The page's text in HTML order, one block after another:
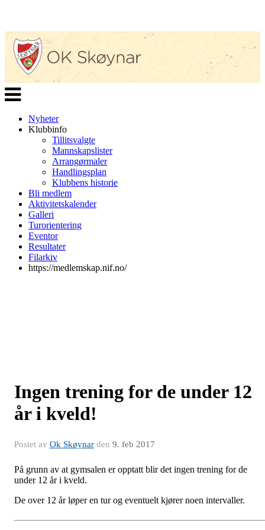
Veksle
navigasjon
Nyheter
Klubbinfo
Tillitsvalgte
Mannskapslister
Arrangørmaler
Handlingsplan
Klubbens historie
Bli medlem
Aktivitetskalender
Galleri
Turorientering
Eventor
Resultater
Filarkiv
https://medlemskap.nif.no/
Ingen trening for de under 12
år i kveld!
Postet av Ok Skøynar den 9. feb 2017
På grunn av at gymsalen er opptatt blir det ingen trening for de
under 12 år i kveld.
De over 12 år løper en tur og eventuelt kjører noen intervaller.